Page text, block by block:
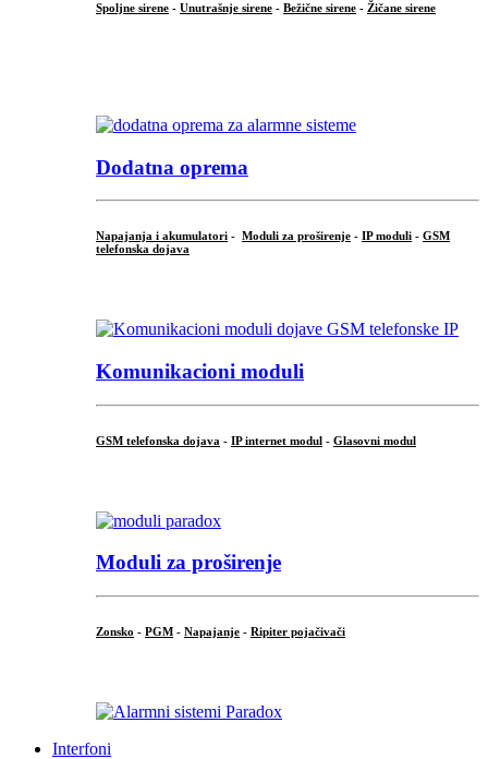
Spoljne sirene - Unutrašnje sirene - Bežične sirene - Žičane sirene
Dodatna oprema
Napajanja i akumulatori - Moduli za proširenje - IP moduli - GSM
telefonska dojava
Komunikacioni moduli
GSM telefonska dojava - IP internet modul - Glasovni modul
Moduli za proširenje
Zonsko - PGM - Napajanje - Ripiter pojačivači
Interfoni